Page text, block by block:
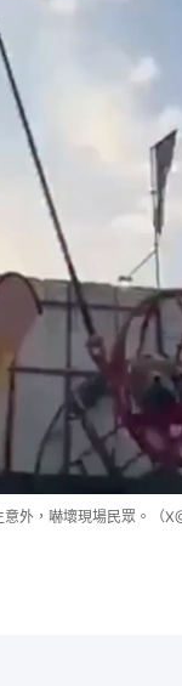
外，嚇壞現場民眾。（